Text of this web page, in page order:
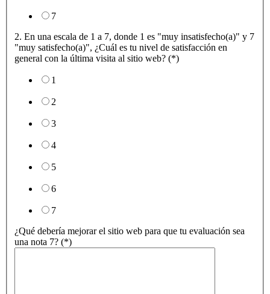
7
2. En una escala de 1 a 7, donde 1 es "muy insatisfecho(a)" y 7
"muy satisfecho(a)", ¿Cuál es tu nivel de satisfacción en
general con la última visita al sitio web? (*)
1
2
3
4
5
6
7
¿Qué debería mejorar el sitio web para que tu evaluación sea
una nota 7? (*)